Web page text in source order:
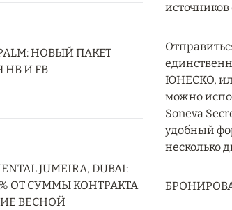
НОВЫЙ ПАКЕТ
И FB
JUMEIRA, DUBAI:
ОТ СУММЫ КОНТРАКТА
ВЕСНОЙ
ЮНЕСКО,
можно
Soneva
удобный
несколько